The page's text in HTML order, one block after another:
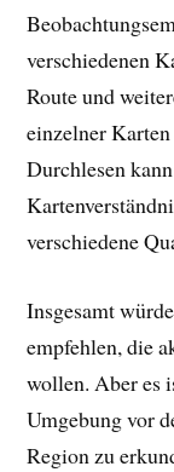
verschiedenen
Route und
einzelner
Durchlesen
verschiedene
Insgesamt
empfehlen, die
wollen. Aber es
Umgebung vor
Region zu